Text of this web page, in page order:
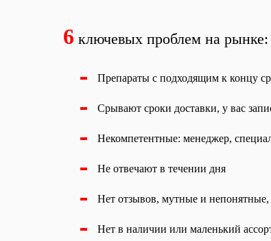
6 ключевых проблем на рынке:
Препараты с подходящим к концу
Срывают сроки доставки, у вас
Некомпетентные: менеджер,
Не отвечают в течении дня
Нет отзывов, мутные и непонятные,
Нет в наличии или маленький